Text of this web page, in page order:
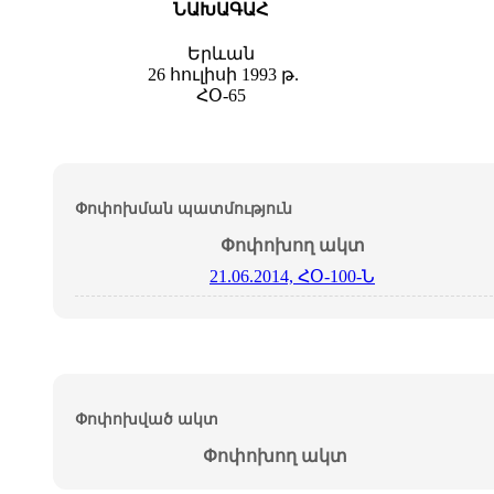
ՆԱԽԱԳԱՀ
Երևան
26 հուլիսի 1993 թ.
ՀՕ-65
Փոփոխման պատմություն
Փոփոխող ակտ
21.06.2014, ՀՕ-100-Ն
Փոփոխված ակտ
Փոփոխող ակտ